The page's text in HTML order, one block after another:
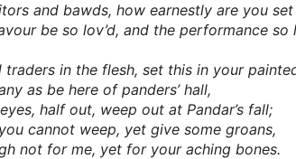
and bawds, how earnestly are you
be so lov’d, and the performance so
traders in the flesh, set this in your
as be here of panders’ hall,
half out, weep out at Pandar’s fall;
cannot weep, yet give some groans,
not for me, yet for your aching bones.